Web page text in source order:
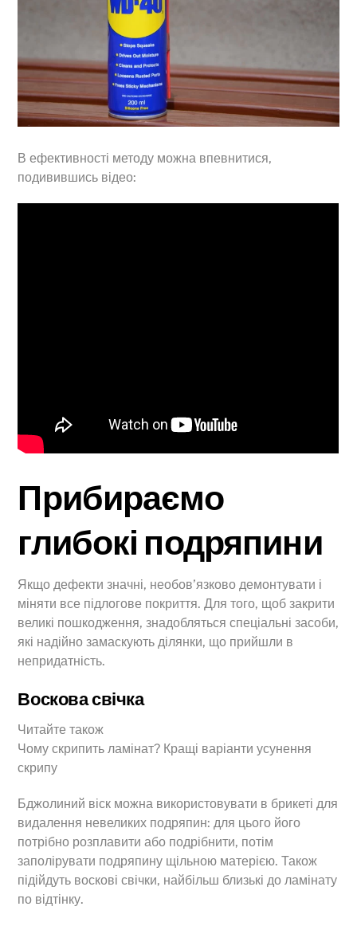
В ефективності методу можна впевнитися,
подивившись відео:
Прибираємо
глибокі подряпини
Якщо дефекти значні, необов’язково демонтувати і
міняти все підлогове покриття. Для того, щоб закрити
великі пошкодження, знадобляться спеціальні засоби,
які надійно замаскують ділянки, що прийшли в
непридатність.
Воскова свічка
Читайте також
Чому скрипить ламінат? Кращі варіанти усунення
скрипу
Бджолиний віск можна використовувати в брикеті для
видалення невеликих подряпин: для цього його
потрібно розплавити або подрібнити, потім
заполірувати подряпину щільною матерією. Також
підійдуть воскові свічки, найбільш близькі до ламінату
по відтінку.